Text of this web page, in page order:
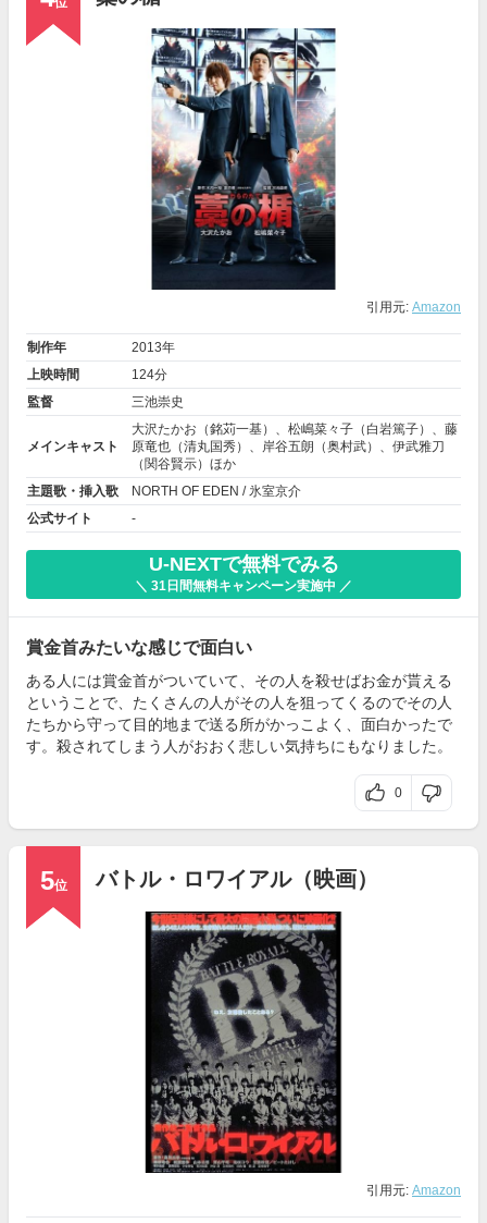
引用元: Amazon
制作年
2013年
上映時間
124分
監督
三池崇史
メインキャスト
大沢たかお （銘苅一基）、 松嶋菜々子 （白岩篤子）、 藤
原竜也 （清丸国秀）、 岸谷五朗 （奥村武）、 伊武雅刀
（関谷賢示）ほか
主題歌・挿入歌
NORTH OF EDEN / 氷室京介
公式サイト
-
U-NEXTで無料でみる
＼ 31日間無料キャンペーン実施中 ／
賞金首みたいな感じで面白い
ある人には賞金首がついていて、その人を殺せばお金が貰える
ということで、たくさんの人がその人を狙ってくるのでその人
たちから守って目的地まで送る所がかっこよく、面白かったで
す。殺されてしまう人がおおく悲しい気持ちにもなりました。
0
5位 バトル・ロワイアル（映画）
引用元: Amazon